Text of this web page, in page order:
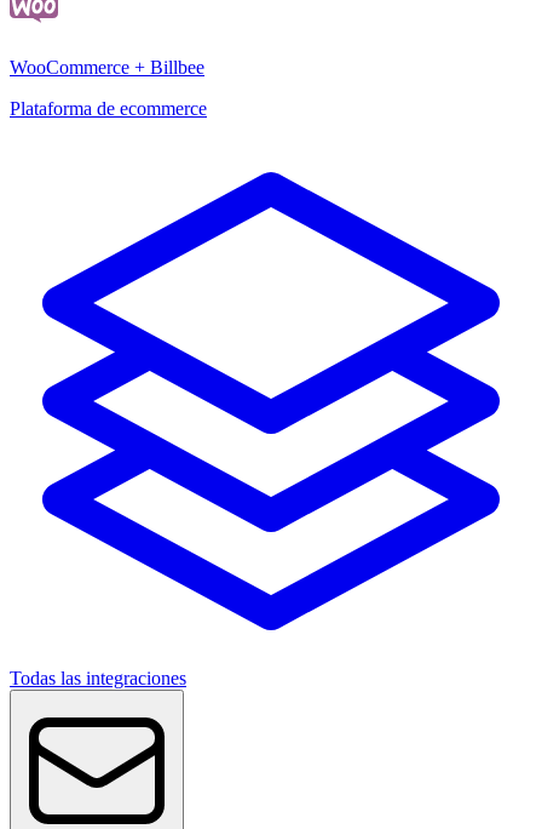
WooCommerce + Billbee
Plataforma de ecommerce
Todas las integraciones